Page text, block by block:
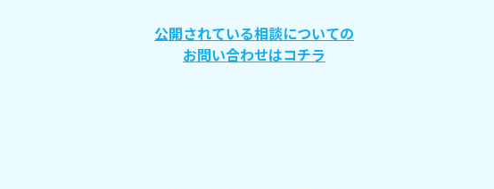
公開されている相談についての
お問い合わせはコチラ